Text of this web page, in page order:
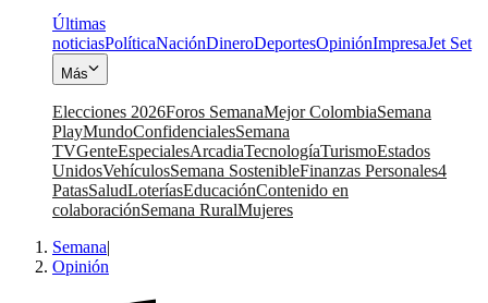
Últimas
noticiasPolíticaNaciónDineroDeportesOpiniónImpresaJet Set
Más
Elecciones 2026Foros SemanaMejor ColombiaSemana
PlayMundoConfidencialesSemana
TVGenteEspecialesArcadiaTecnologíaTurismoEstados
UnidosVehículosSemana SostenibleFinanzas Personales4
PatasSaludLoteríasEducaciónContenido en
colaboraciónSemana RuralMujeres
Semana|
Opinión